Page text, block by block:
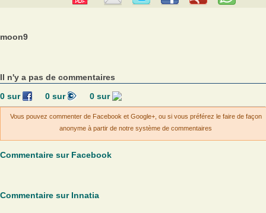
moon9
Il n'y a pas de commentaires
0sur 0sur 0 sur
Vous pouvez commenter de Facebook et Google+, ou si vous préférez le faire de façon
anonyme à partir de notre système de commentaires
Commentaire sur Facebook
Commentaire sur Innatia